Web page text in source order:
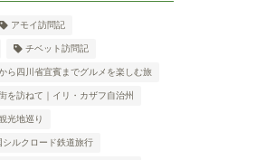
アモイ訪問記
チベット訪問記
から四川省宜賓までグルメを楽しむ旅
を訪ねて｜イリ・カザフ自治州
光地巡り
ルクロード鉄道旅行